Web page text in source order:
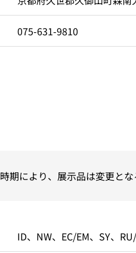
075-631-9810
期により、展示品は変更と
ID、NW、EC/EM、SY、